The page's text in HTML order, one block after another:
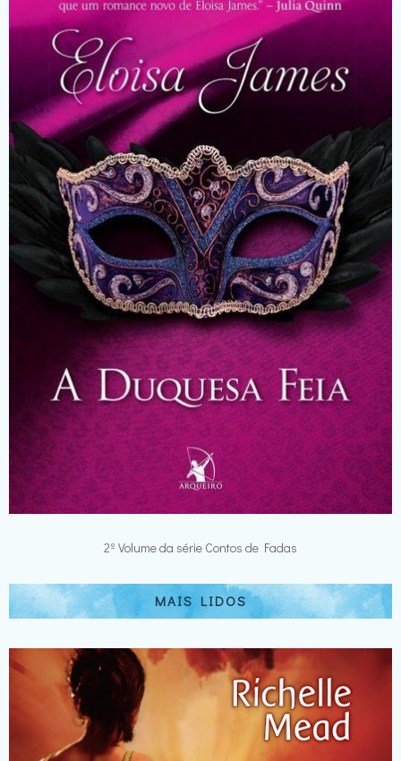
2º Volume da série Contos de Fadas
MAIS LIDOS